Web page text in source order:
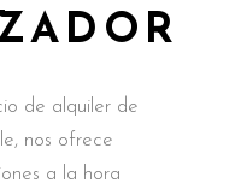
de alquiler de
nos ofrece
a la hora